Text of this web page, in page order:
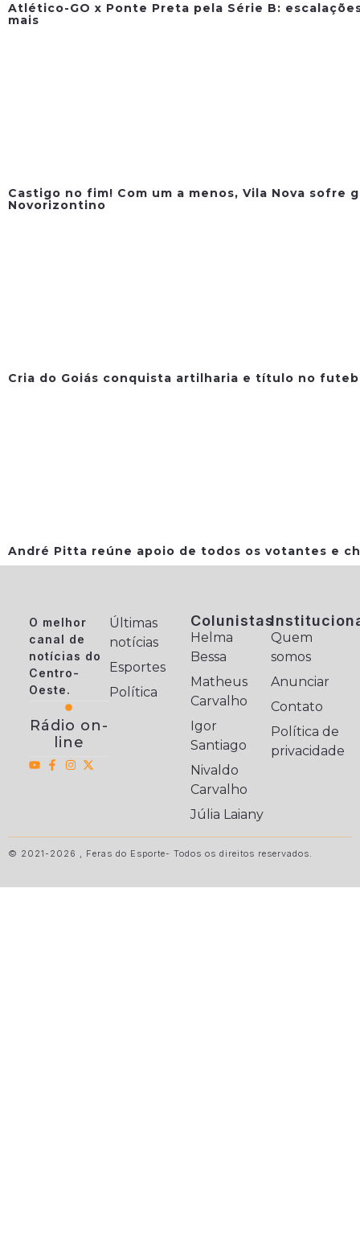
Atlético-GO x Ponte Preta pela Série B:
mais
Castigo no fim! Com um a menos, Vila Nova sofre
Novorizontino
Cria do Goiás conquista artilharia e título no
André Pitta reúne apoio de todos os votantes e
O melhor
canal de
notícias do
Centro-
Oeste.
Rádio on-
line
Últimas
notícias
Esportes
Política
Colunistas
Helma
Bessa
Matheus
Carvalho
Igor
Santiago
Nivaldo
Carvalho
Júlia Laiany
Quem
somos
Anunciar
Contato
Política de
privacidade
© 2021-2026 , Feras do Esporte- Todos os direitos reservados.